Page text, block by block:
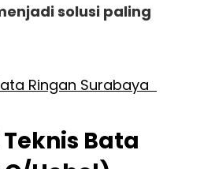
solusi paling
Ringan Surabaya
Bata